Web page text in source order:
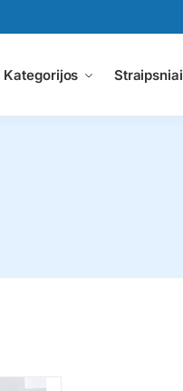
Kategorijos Straipsniai